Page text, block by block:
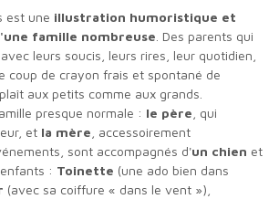
est une illustration humoristique et
famille nombreuse . Des parents qui
leurs soucis, leurs rires, leur quotidien,
coup de crayon frais et spontané de
aux petits comme aux grands.
presque normale : le père , qui
et la mère , accessoirement
sont accompagnés d'un chien et
: Toinette (une ado bien dans
(avec sa coiffure « dans le vent »),